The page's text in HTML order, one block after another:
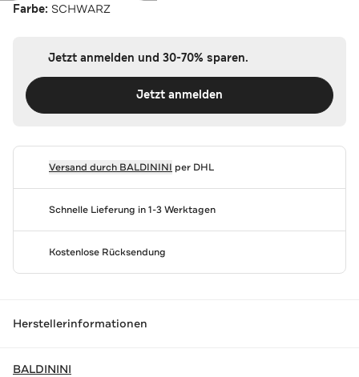
Farbe: SCHWARZ
Jetzt anmelden und 30-70% sparen.
Jetzt anmelden
Versand durch BALDININI per DHL
Schnelle Lieferung in 1-3 Werktagen
Kostenlose Rücksendung
Herstellerinformationen
BALDININI